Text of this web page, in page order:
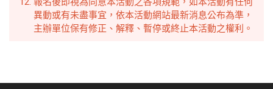
異動或有未盡事宜，依本活動網站最新消息公布為準，
主辦單位保有修正、解釋、暫停或終止本活動之權利。